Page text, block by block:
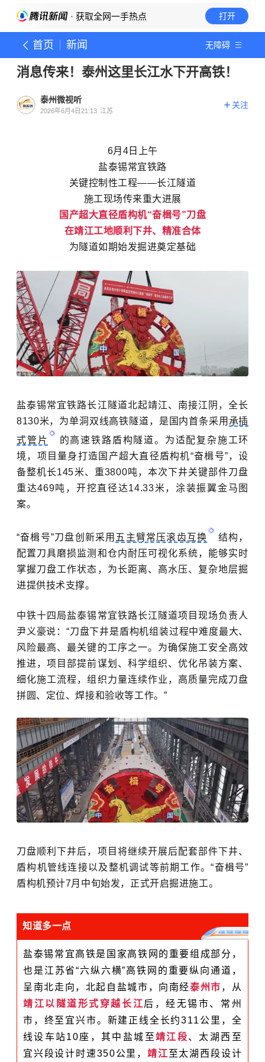
· 获取全网一手热点 打开
首页 新闻 无障碍
消息传来！泰州这里长江水下开高铁！
泰州微视听
2026年6月4日21:13 江苏
关注
6月4日上午
盐泰锡常宜铁路
关键控制性工程——长江隧道
施工现场传来重大进展
国产超大直径盾构机“奋楫号”刀盘
在靖江工地顺利下井、精准合体
为隧道如期始发掘进奠定基础
盐泰锡常宜铁路长江隧道北起靖江、南接江阴，全长
8130米，为单洞双线高铁隧道，是国内首条采用 承插
式管片
的高速铁路盾构隧道。为适配复杂施工环
境，项目量身打造国产超大直径盾构机“奋楫号”，设
备整机长145米、重3800吨，本次下井关键部件刀盘
重达469吨，开挖直径达14.33米，涂装振翼金马图
案。
“奋楫号”刀盘创新采用 五主臂常压滚齿互换
结构，
配置刀具磨损监测和仓内耐压可视化系统，能够实时
掌握刀盘工作状态，为长距离、高水压、复杂地层掘
进提供技术支撑。
中铁十四局盐泰锡常宜铁路长江隧道项目现场负责人
尹义豪说：“刀盘下井是盾构机组装过程中难度最大、
风险最高、最关键的工序之一。为确保施工安全高效
推进，项目部提前谋划、科学组织、优化吊装方案、
细化施工流程，组织力量连续作业，高质量完成刀盘
拼圆、定位、焊接和验收等工作。”
刀盘顺利下井后，项目将继续开展后配套部件下井、
盾构机管线连接以及整机调试等前期工作。“奋楫号”
盾构机预计7月中旬始发，正式开启掘进施工。
知道多一点
盐泰锡常宜高铁是国家高铁网的重要组成部分，
也是江苏省“六纵六横”高铁网的重要纵向通道，
呈南北走向，北起自盐城市，向南经泰州市 ，从
靖江以隧道形式穿越长江后，经无锡市、常州
市，终至宜兴市。新建正线全长约311公里，全
线设车站10座，其中盐城至靖江段、太湖西至
宜兴段设计时速350公里， 靖江至太湖西段设计